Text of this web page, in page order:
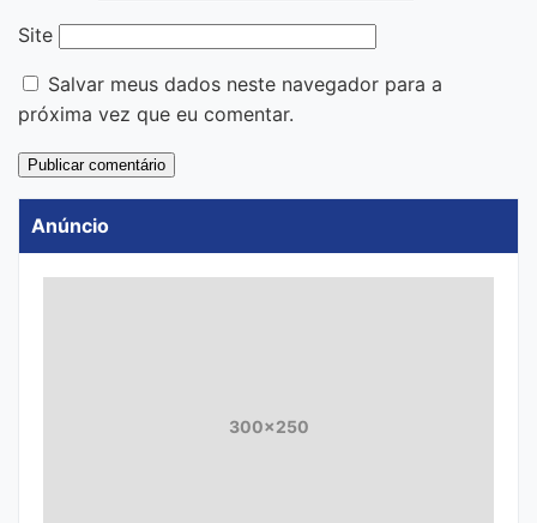
Site
Salvar meus dados neste navegador para a
próxima vez que eu comentar.
Anúncio
300x250